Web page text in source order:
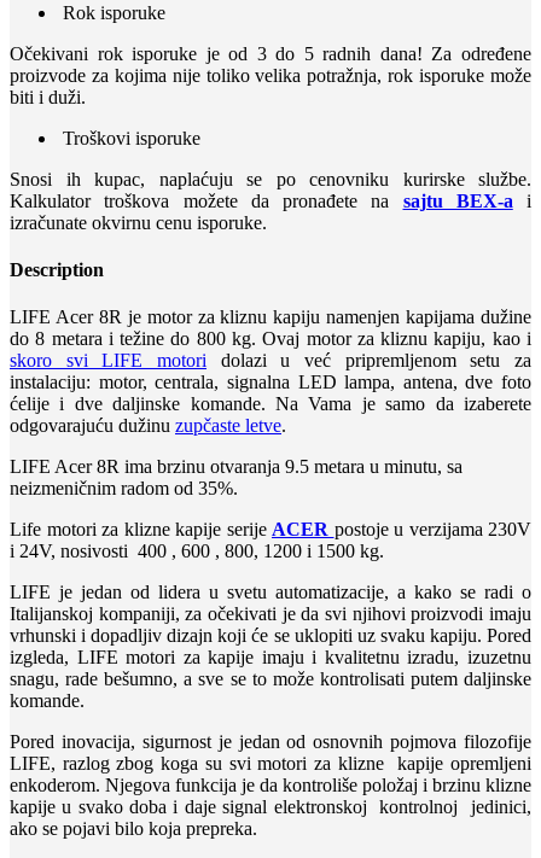
Rok isporuke
Očekivani rok isporuke je od 3 do 5 radnih dana! Za određene
proizvode za kojima nije toliko velika potražnja, rok isporuke može
biti i duži.
Troškovi isporuke
Snosi ih kupac, naplaćuju se po cenovniku kurirske službe.
Kalkulator troškova možete da pronađete na sajtu BEX-a i
izračunate okvirnu cenu isporuke.
Description
LIFE Acer 8R je motor za kliznu kapiju namenjen kapijama dužine
do 8 metara i težine do 800 kg. Ovaj motor za kliznu kapiju, kao i
skoro svi LIFE motori dolazi u već pripremljenom setu za
instalaciju: motor, centrala, signalna LED lampa, antena, dve foto
ćelije i dve daljinske komande. Na Vama je samo da izaberete
odgovarajuću dužinu zupčaste letve.
LIFE Acer 8R ima brzinu otvaranja 9.5 metara u minutu, sa
neizmeničnim radom od 35%.
Life motori za klizne kapije serije ACER postoje u verzijama 230V
i 24V, nosivosti 400 , 600 , 800, 1200 i 1500 kg.
LIFE je jedan od lidera u svetu automatizacije, a kako se radi o
Italijanskoj kompaniji, za očekivati je da svi njihovi proizvodi imaju
vrhunski i dopadljiv dizajn koji će se uklopiti uz svaku kapiju. Pored
izgleda, LIFE motori za kapije imaju i kvalitetnu izradu, izuzetnu
snagu, rade bešumno, a sve se to može kontrolisati putem daljinske
komande.
Pored inovacija, sigurnost je jedan od osnovnih pojmova filozofije
LIFE, razlog zbog koga su svi motori za klizne kapije opremljeni
enkoderom. Njegova funkcija je da kontroliše položaj i brzinu klizne
kapije u svako doba i daje signal elektronskoj kontrolnoj jedinici,
ako se pojavi bilo koja prepreka.